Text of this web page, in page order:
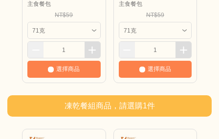
主食餐包
NT$59
選擇商品
主食餐包
NT$59
選擇商品
凍乾餐組商品，請選購1件